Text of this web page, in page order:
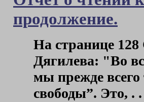
продолжение.
На странице 128
Дягилева: "Во
мы прежде всего
свободы”. Это, .